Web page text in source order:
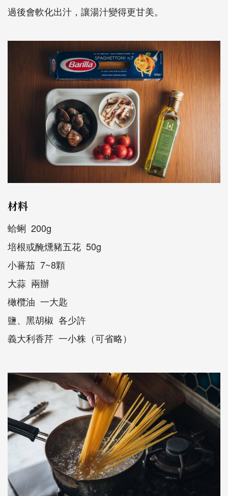
過後會軟化出汁，讓湯汁變得更甘美。
材料
蛤蜊 200g
培根或醃燻豬五花 50g
小蕃茄 7~8顆
大蒜 兩辦
橄欖油 一大匙
鹽、黑胡椒 各少許
義大利香芹 一小株（可省略）